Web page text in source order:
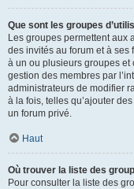
Que sont les groupes
Les groupes permettent aux
des invités au forum et à
à un ou plusieurs groupes
gestion des membres par
administrateurs de modifier
à la fois, telles qu’ajouter
un forum privé.
Haut
Où trouver la liste des
Pour consulter la liste des